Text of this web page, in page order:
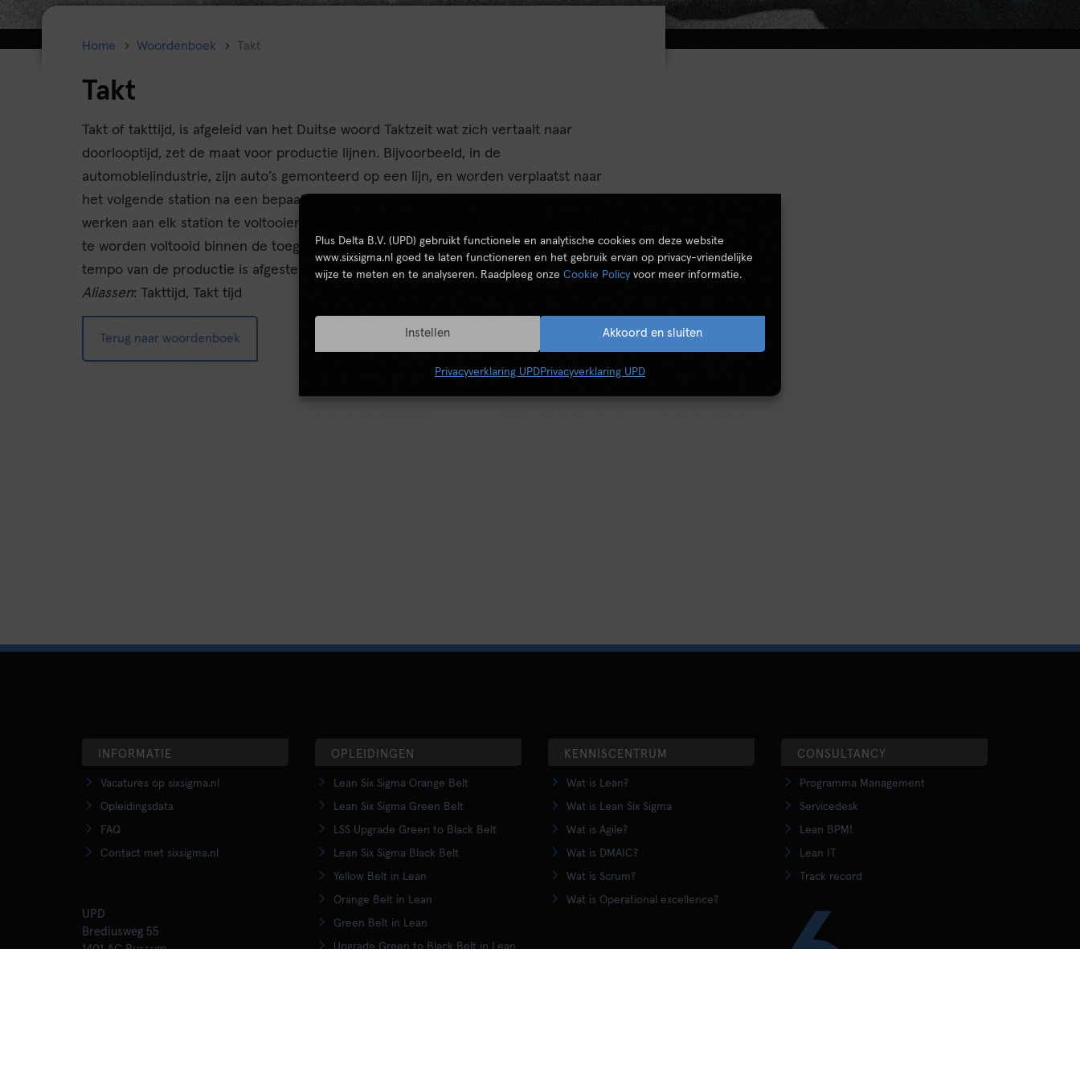
Plus Delta B.V. (UPD) gebruikt functionele en analytische cookies om deze website
www.sixsigma.nl goed te laten functioneren en het gebruik ervan op privacy-vriendelijke
wijze te meten en te analyseren. Raadpleeg onze Cookie Policy voor meer informatie.
Akkoord en sluiten
Instellen
Privacyverklaring UPDPrivacyverklaring UPD
Home Woordenboek Takt
Takt
Takt of takttijd, is afgeleid van het Duitse woord Taktzeit wat zich vertaalt naar
doorlooptijd, zet de maat voor productie lijnen. Bijvoorbeeld, in de
automobielindustrie, zijn auto’s gemonteerd op een lijn, en worden verplaatst naar
het volgende station na een bepaalde tijd – de takttijd. De tijd die nodig is om te
werken aan elk station te voltooien moet minder dan de takttijd zijn om het product
te worden voltooid binnen de toegewezen tijd. Takttijd concept is gericht op dat het
tempo van de productie is afgestemd met de vraag van de klant.
Aliassen: Takttijd, Takt tijd
Terug naar woordenboek
INFORMATIE
Vacatures op sixsigma.nl
Opleidingsdata
FAQ
Contact met sixsigma.nl
UPD
Brediusweg 55
1401 AC Bussum
OPLEIDINGEN
Lean Six Sigma Orange Belt
Lean Six Sigma Green Belt
LSS Upgrade Green to Black Belt
Lean Six Sigma Black Belt
Yellow Belt in Lean
Orange Belt in Lean
Green Belt in Lean
Upgrade Green to Black Belt in Lean
KENNISCENTRUM
Wat is Lean?
Wat is Lean Six Sigma
Wat is Agile?
Wat is DMAIC?
Wat is Scrum?
Wat is Operational excellence?
CONSULTANCY
Programma Management
Servicedesk
Lean BPM!
Lean IT
Track record